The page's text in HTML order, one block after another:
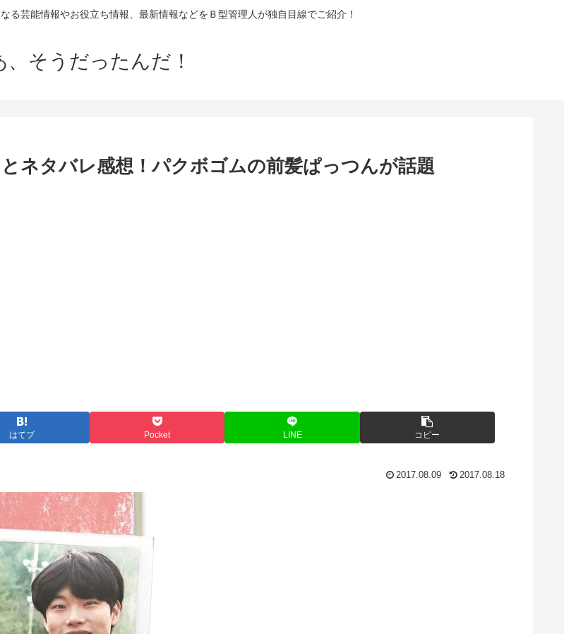
る芸能情報やお役立ち情報、最新情報などをＢ型管理人が独自目線でご紹介！
、そうだったんだ！
ネタバレ感想！パクボゴムの前髪ぱっつんが話題
はてブ Pocket LINE コピー
2017.08.09 2017.08.18